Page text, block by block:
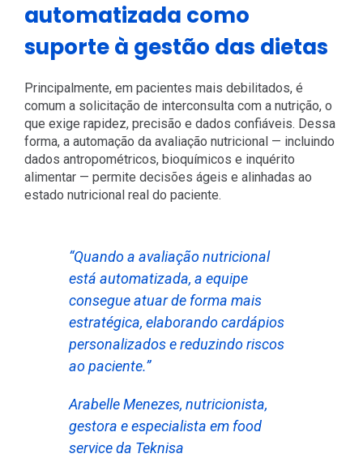
automatizada como
suporte à gestão das dietas
Principalmente, em pacientes mais debilitados, é
comum a solicitação de interconsulta com a nutrição, o
que exige rapidez, precisão e dados confiáveis. Dessa
forma, a automação da avaliação nutricional — incluindo
dados antropométricos, bioquímicos e inquérito
alimentar — permite decisões ágeis e alinhadas ao
estado nutricional real do paciente.
“Quando a avaliação nutricional
está automatizada, a equipe
consegue atuar de forma mais
estratégica, elaborando cardápios
personalizados e reduzindo riscos
ao paciente.”
Arabelle Menezes, nutricionista,
gestora e especialista em food
service da Teknisa